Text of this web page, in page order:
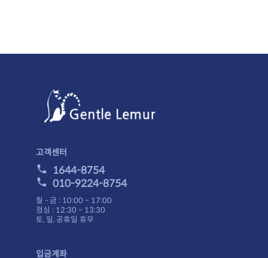
고객센터
1644-8754
010-9224-8754
월 - 금 : 10:00 ~ 17:00
점심 : 12:30 ~ 13:30
토, 일, 공휴일 휴무
입금계좌